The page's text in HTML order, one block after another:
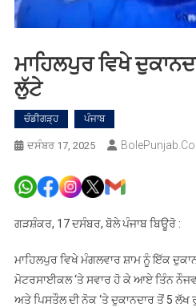
ਮਾਹਿਲਪੁਰ ਵਿਖੇ
ਲੁੱਟੇ
ਚੰਡੀਗੜ੍ਹ ਪੰਜਾਬ
ਦਸੰਬਰ 17, 2025
ਗੜਸ਼ੰਕਰ, 17 ਦਸੰਬਰ, ਬੋਲੇ ਪੰਜਾਬ ਬਿਊਰੋ :
ਮਾਹਿਲਪੁਰ ਵਿਖੇ ਮੰਗਲਵਾਰ ਸ਼ਾਮ ਨੂੰ ਇੱਕ
ਮੋਟਰਸਾਈਕਲ ‘ਤੇ ਸਵਾਰ ਹੋ ਕੇ ਆਏ ਤਿੰਨ
ਅਤੇ ਪਿਸਤੌਲ ਦੀ ਨੋਕ ‘ਤੇ ਦੁਕਾਨਦਾਰ ਤੋਂ 5